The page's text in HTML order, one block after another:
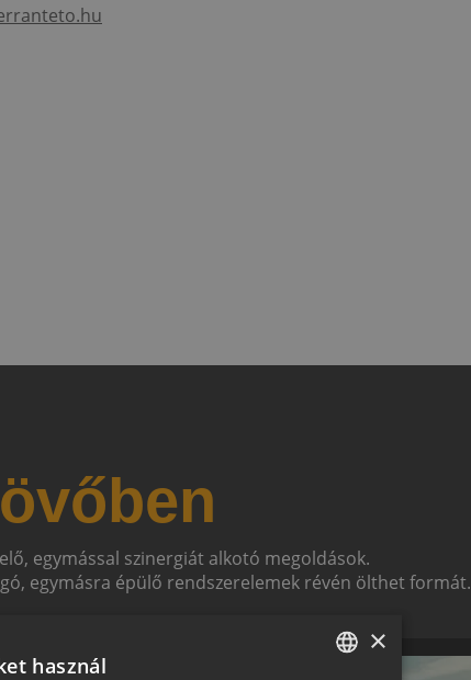
egymással szinergiát alkotó megoldások.
egymásra épülő rendszerelemek révén ölthet formát.
×
használ